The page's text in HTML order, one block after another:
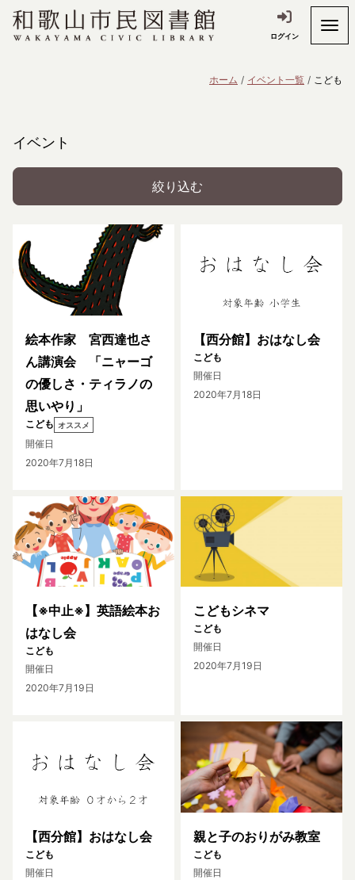
ログイン
ホーム イベント一覧 こども
イベント
絞り込む
絵本作家 宮西達也さ
ん講演会 「ニャーゴ
の優しさ・ティラノの
思いやり」
こども オススメ
開催日
2020年7月18日
【西分館】おはなし会
こども
開催日
2020年7月18日
【※中止※】英語絵本お
はなし会
こども
開催日
2020年7月19日
こどもシネマ
こども
開催日
2020年7月19日
【西分館】おはなし会
こども
開催日
親と子のおりがみ教室
こども
開催日